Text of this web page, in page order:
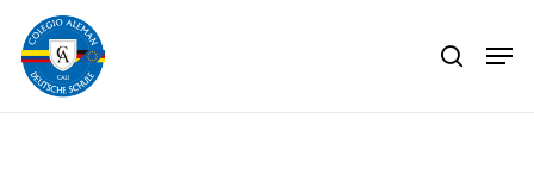
main
content
search